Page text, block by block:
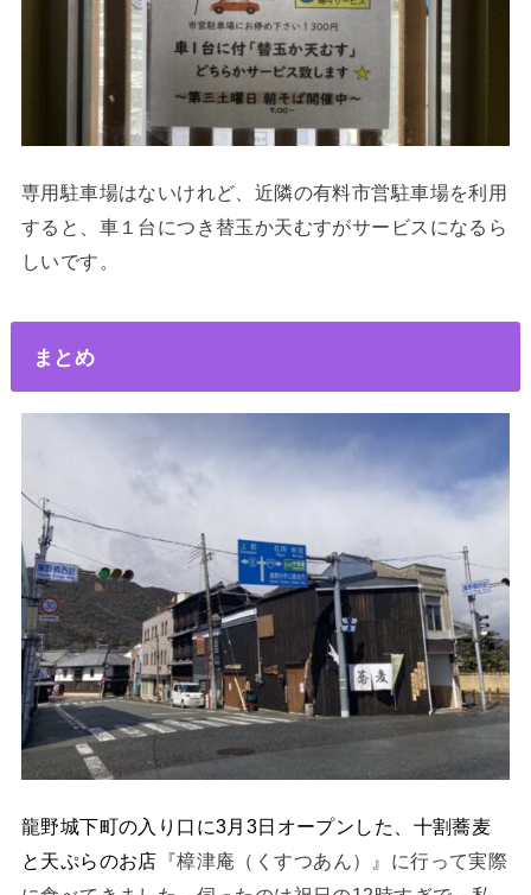
専用駐車場はないけれど、近隣の有料市営駐車場を利用
すると、車１台につき替玉か天むすがサービスになるら
しいです。
まとめ
龍野城下町の入り口に3月3日オープンした、十割蕎麦
と天ぷらのお店 『樟津庵（くすつあん）』に行って実際